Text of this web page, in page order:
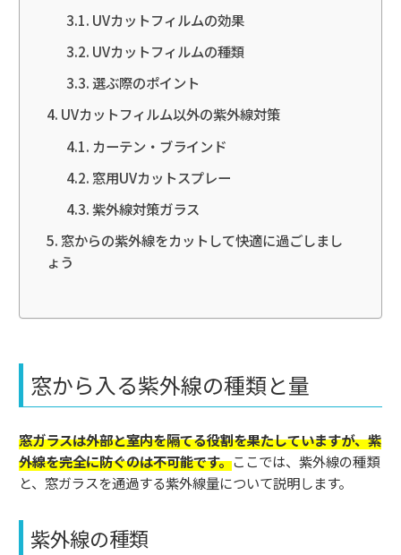
UVカットフィルムの効果
UVカットフィルムの種類
選ぶ際のポイント
UVカットフィルム以外の紫外線対策
カーテン・ブラインド
窓用UVカットスプレー
紫外線対策ガラス
窓からの紫外線をカットして快適に過ごしまし
ょう
窓から入る紫外線の種類と量
窓ガラスは外部と室内を隔てる役割を果たしていますが、紫
外線を完全に防ぐのは不可能です。ここでは、紫外線の種類
と、窓ガラスを通過する紫外線量について説明します。
紫外線の種類